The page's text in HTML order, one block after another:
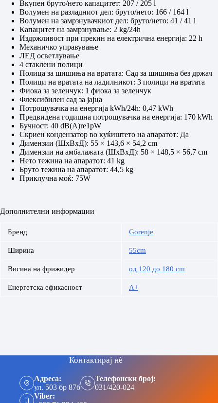
Вкупен бруто/нето капацитет: 207 / 205 l
Волумен на разладниот дел: бруто/нето: 166 / 164 l
Волумен на замрзнувачкиот дел: бруто/нето: 41 / 41 l
Капацитет на замрзнување: 2 kg/24h
Издржливост при прекин на електрична енергија: 22 h
Механичко управување
ЛЕД осветлување
4 стаклени полици
Полица за шишиња на вратата: Сад за шишиња без држач
Полици на вратата на ладилникот: 3 полици на вратата
Фиока за зеленчук: 1 фиока за зеленчук
Флексибилен сад за јајца
Потрошувачка на енергија kWh/24h: 0,47 kWh
Предвидена годишна потрошувачка на енергија: 170 kWh
Бучност: 40 dB(A)re1pW
Скриен кондензатор во куќиштето на апаратот: Да
Димензии (ШxВxД): 55 × 143,6 × 54,2 cm
Димензии на амбалажата (ШxВxД): 58 × 148,5 × 56,7 cm
Нето тежина на апаратот: 41 kg
Бруто тежина на апаратот: 44,5 kg
Приклучна моќ: 75W
Дополнителни информации
Бренд Gorenje
Ширина 55cm
Висина на фрижидер од 120 до 180 cm
Енергетска ефикасност A+
Контактирај нè
Адреса:
ул. 503 бр 87б
Телефонски број:
031/420-024
Viber: